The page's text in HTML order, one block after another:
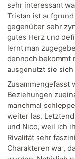
sehr interessant
Tristan ist
gegenüber sehr
gutes Herz und
lernt man
dennoch bekommt
ausgenutzt sie
Zusammengefasst
Beziehungen
manchmal
weiter las.
und Nico, weil ich
Rivalität sehr
Charakteren war,